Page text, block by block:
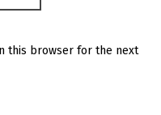
this browser for the next